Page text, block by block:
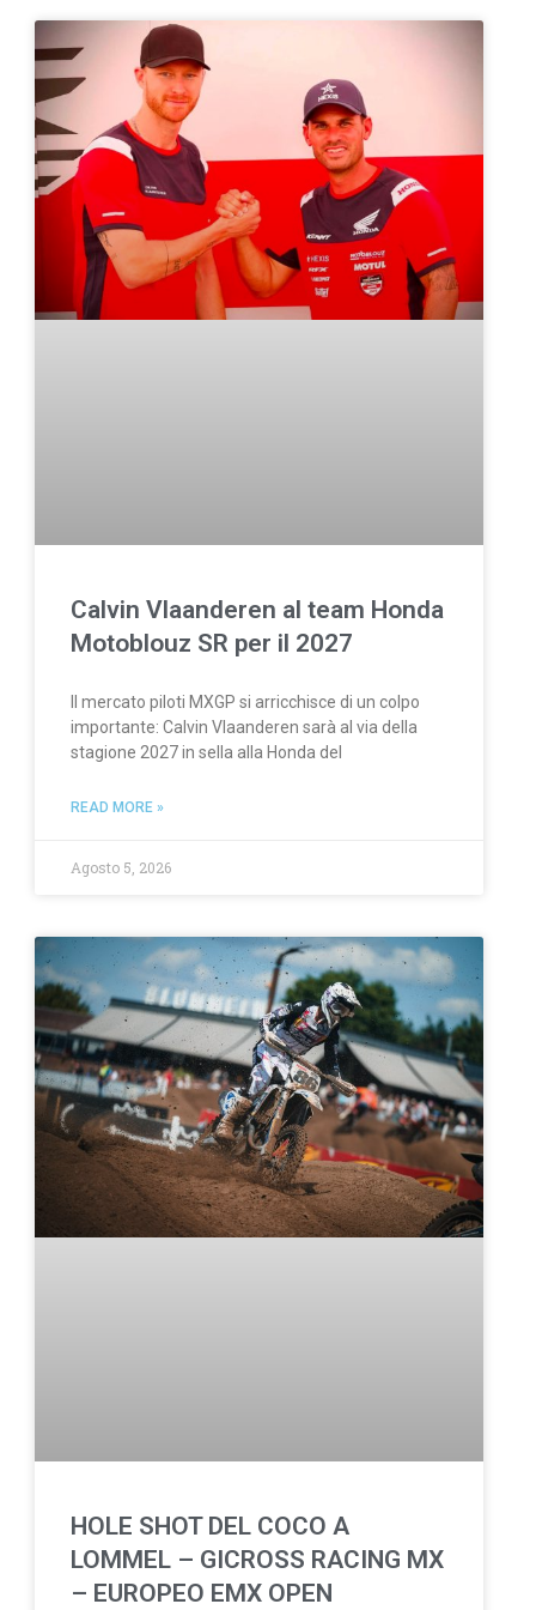
Calvin Vlaanderen al team Honda
Motoblouz SR per il 2027
Il mercato piloti MXGP si arricchisce di un colpo
importante: Calvin Vlaanderen sarà al via della
stagione 2027 in sella alla Honda del
READ MORE »
Agosto 5, 2026
HOLE SHOT DEL COCO A
LOMMEL – GICROSS RACING MX
– EUROPEO EMX OPEN